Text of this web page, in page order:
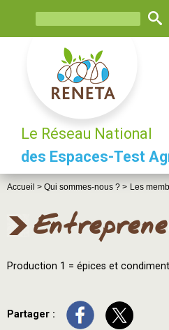
Le Réseau National
des Espaces-Test
Accueil > Qui sommes-nous ? > Les
Production 1 = épices et
Partager :